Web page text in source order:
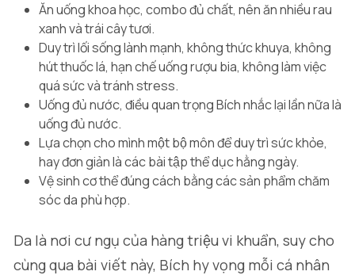
Ăn uống khoa học, combo đủ chất, nên ăn nhiều rau
xanh và trái cây tươi.
Duy trì lối sống lành mạnh, không thức khuya, không
hút thuốc lá, hạn chế uống rượu bia, không làm việc
quá sức và tránh stress.
Uống đủ nước, điều quan trọng Bích nhắc lại lần nữa là
uống đủ nước.
Lựa chọn cho mình một bộ môn để duy trì sức khỏe,
hay đơn giản là các bài tập thể dục hằng ngày.
Vệ sinh cơ thể đúng cách bằng các sản phẩm chăm
sóc da phù hợp.
Da là nơi cư ngụ của hàng triệu vi khuẩn, suy cho
cùng qua bài viết này, Bích hy vọng mỗi cá nhân